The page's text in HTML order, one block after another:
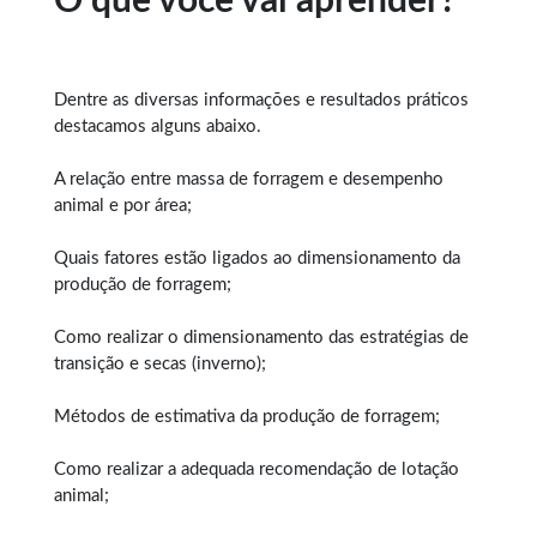
Dentre as diversas informações e resultados práticos
destacamos alguns abaixo.
A relação entre massa de forragem e desempenho
animal e por área;
Quais fatores estão ligados ao dimensionamento da
produção de forragem;
Como realizar o dimensionamento das estratégias de
transição e secas (inverno);
Métodos de estimativa da produção de forragem;
Como realizar a adequada recomendação de lotação
animal;